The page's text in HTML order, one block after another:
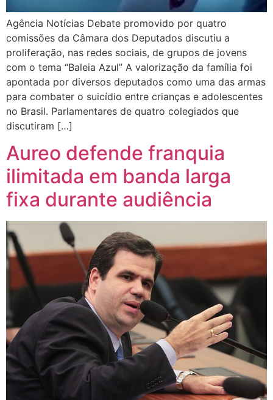
Agência Notícias Debate promovido por quatro
comissões da Câmara dos Deputados discutiu a
proliferação, nas redes sociais, de grupos de jovens
com o tema “Baleia Azul” A valorização da família foi
apontada por diversos deputados como uma das armas
para combater o suicídio entre crianças e adolescentes
no Brasil. Parlamentares de quatro colegiados que
discutiram […]
Aureo defende franquia
ilimitada em banda larga
fixa durante audiência